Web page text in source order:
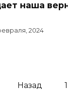
наша
2024
Назад 1